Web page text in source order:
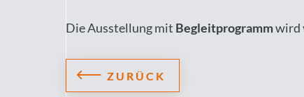
Die Ausstellung mit Begleitprogrammwird
ZURÜCK